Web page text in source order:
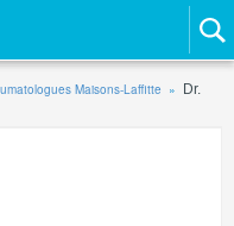
Maisons-Laffitte
Dr.